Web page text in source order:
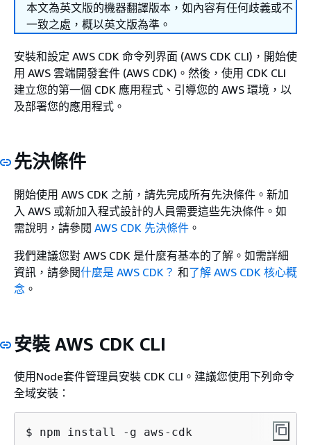
本文為英文版的機器翻譯版本，如內容有任何歧義或不
一致之處，概以英文版為準。
安裝和設定 AWS CDK 命令列界面 (AWS CDK CLI)，開始使
用 AWS 雲端開發套件 (AWS CDK)。然後，使用 CDK CLI
建立您的第一個 CDK 應用程式、引導您的 AWS 環境，以
及部署您的應用程式。
先決條件
開始使用 AWS CDK 之前，請先完成所有先決條件。新加
入 AWS 或新加入程式設計的人員需要這些先決條件。如
需說明，請參閱 AWS CDK 先決條件 。
我們建議您對 AWS CDK 是什麼有基本的了解。如需詳細
資訊，請參閱什麼是 AWS CDK？ 和了解 AWS CDK 核心概
念 。
安裝 AWS CDK CLI
使用Node套件管理員安裝 CDK CLI。建議您使用下列命令
全域安裝：
$ npm install -g aws-cdk